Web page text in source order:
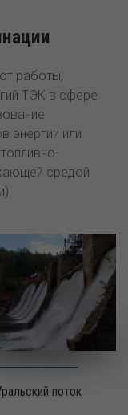
работы,
ТЭК в сфере
энергии или
средой
поток